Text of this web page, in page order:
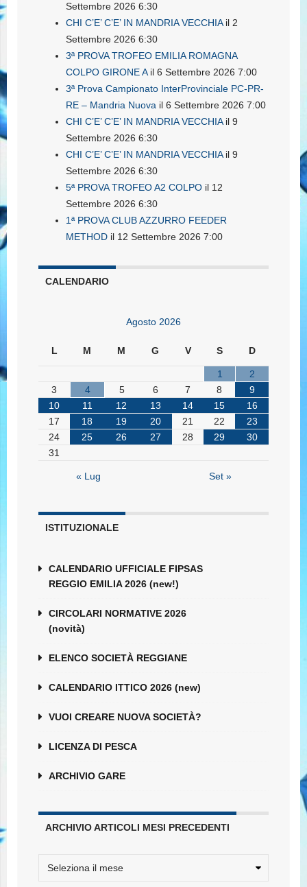
Settembre 2026 6:30
CHI C’E’ C’E’ IN MANDRIA VECCHIAil 2
Settembre 2026 6:30
3ª PROVA TROFEO EMILIA ROMAGNA
COLPO GIRONE Ail 6 Settembre 2026 7:00
3ª Prova Campionato InterProvinciale PC-PR-
RE – Mandria Nuova il 6 Settembre 2026 7:00
CHI C’E’ C’E’ IN MANDRIA VECCHIAil 9
Settembre 2026 6:30
CHI C’E’ C’E’ IN MANDRIA VECCHIAil 9
Settembre 2026 6:30
5ª PROVA TROFEO A2 COLPO il 12
Settembre 2026 6:30
1ª PROVA CLUB AZZURRO FEEDER
METHOD il 12 Settembre 2026 7:00
CALENDARIO
Agosto 2026
L M M G V S D
1
2
3
4 5 6 7 8
9
10
11 12 13 14 15
16
17
18 19 20 21 22
23
24
25 26 27 28 29
30
31
« Lug Set »
ISTITUZIONALE
CALENDARIO UFFICIALE FIPSAS
REGGIO EMILIA 2026 (new!)
CIRCOLARI NORMATIVE 2026
(novità)
ELENCO SOCIETÀ REGGIANE
CALENDARIO ITTICO 2026 (new)
VUOI CREARE NUOVA SOCIETÀ?
LICENZA DI PESCA
ARCHIVIO GARE
ARCHIVIO ARTICOLI MESI PRECEDENTI